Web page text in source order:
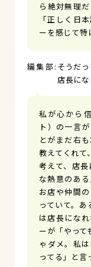
ら絶対無理
「正しく日
ーを感じて特
そうだ
店長に
私が心から
ト）の一言
とがまだ右
教えてくれて
考えて、店
な熱意のあ
お店や仲間
っていて。
は店長にな
ーが「やって
ゃダメ。私
ってる」と言